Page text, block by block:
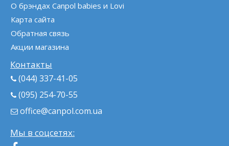
О брэндах Canpol babies и Lovi
Карта сайта
Обратная связь
Акции магазина
Контакты
(044) 337-41-05
(095) 254-70-55
office@canpol.com.ua
Мы в соцсетях: